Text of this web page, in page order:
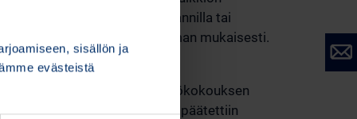
sisällön ja
evästeistä
Oyj:n osakkeina tai osakeannilla tai
laatiman hankintaohjelman mukaisesti.
päättynyt.
seuraavan varsinaisen yhtiökokouksen
Tilintarkastajalle päätettiin